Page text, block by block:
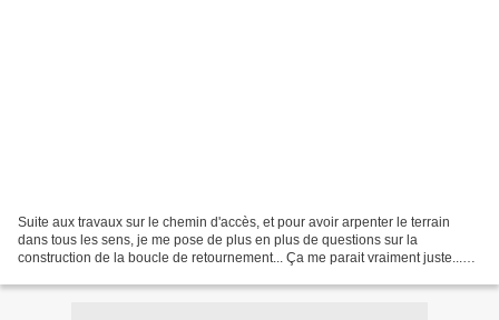
Suite aux travaux sur le chemin d'accès, et pour avoir arpenter le terrain
dans tous les sens, je me pose de plus en plus de questions sur la
construction de la boucle de retournement... Ça me parait vraiment juste...